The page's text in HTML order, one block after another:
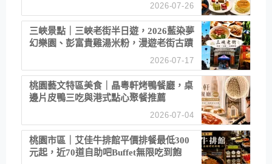
2026-07-26
三峽景點｜三峽老街半日遊，2026藍染夢
幻樂園、彭富貴雞湯米粉，漫遊老街古蹟
2026-07-17
桃園藝文特區美食｜晶粵軒烤鴨餐廳，桌
邊片皮鴨三吃與港式點心聚餐推薦
2026-07-04
桃園市區｜艾佳牛排館平價排餐最低300
元起，近70道自助吧Buffet無限吃到飽